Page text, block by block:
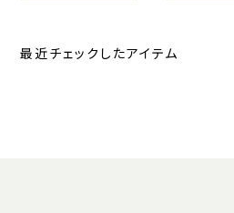
最近チェックしたアイテム